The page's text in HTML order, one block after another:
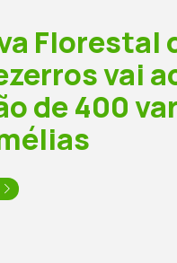
Florestal
vai
de 400